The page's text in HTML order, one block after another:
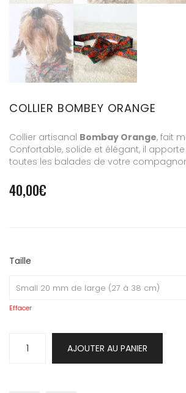
COLLIER BOMBEY ORANGE
Collier artisanal Bombay Orange, fait
Confortable, solide et élégant, il
toutes les balades de votre
40,00€
Taille
Effacer
AJOUTER AU PANIER